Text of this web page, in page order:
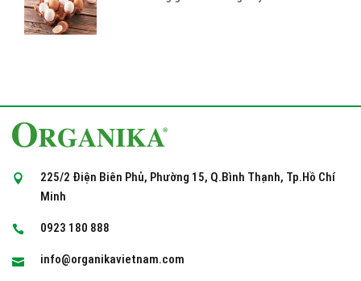
225/2 Điện Biên Phủ, Phường 15, Q.Bình Thạnh, Tp.Hồ Chí
Minh
0923 180 888
info@organikavietnam.com